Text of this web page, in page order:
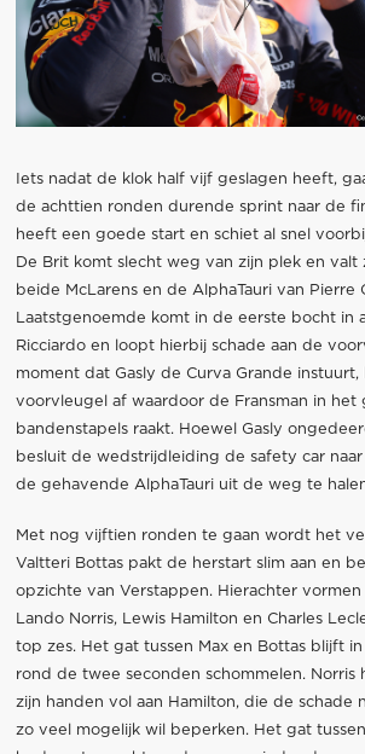
Iets nadat de klok half vijf geslagen heeft,
de achttien ronden durende sprint naar de
heeft een goede start en schiet al snel
De Brit komt slecht weg van zijn plek en
beide McLarens en de AlphaTauri van Pierre
Laatstgenoemde komt in de eerste bocht in
Ricciardo en loopt hierbij schade aan de
moment dat Gasly de Curva Grande instuurt,
voorvleugel af waardoor de Fransman in
bandenstapels raakt. Hoewel Gasly
besluit de wedstrijdleiding de safety car
de gehavende AlphaTauri uit de weg te
Met nog vijftien ronden te gaan wordt het
Valtteri Bottas pakt de herstart slim aan en
opzichte van Verstappen. Hierachter vormen
Lando Norris, Lewis Hamilton en Charles
top zes. Het gat tussen Max en Bottas blijft
rond de twee seconden schommelen. Norris
zijn handen vol aan Hamilton, die de schade
zo veel mogelijk wil beperken. Het gat